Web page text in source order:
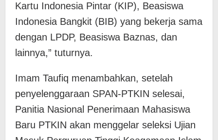
Kartu Indonesia Pintar (KIP), Beasiswa
Indonesia Bangkit (BIB) yang bekerja sama
dengan LPDP, Beasiswa Baznas, dan
lainnya,” tuturnya.
Imam Taufiq menambahkan, setelah
penyelenggaraan SPAN-PTKIN selesai,
Panitia Nasional Penerimaan Mahasiswa
Baru PTKIN akan menggelar seleksi Ujian